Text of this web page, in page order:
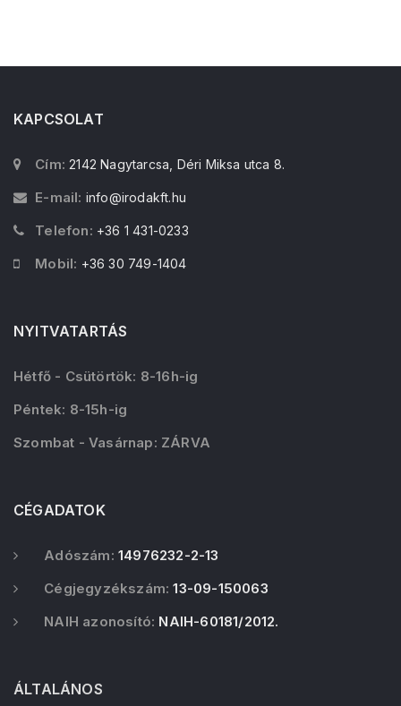
KAPCSOLAT
Cím: 2142 Nagytarcsa, Déri Miksa utca 8.
E-mail: info@irodakft.hu
Telefon: +36 1 431-0233
Mobil: +36 30 749-1404
NYITVATARTÁS
Hétfő - Csütörtök: 8-16h-ig
Péntek: 8-15h-ig
Szombat - Vasárnap: ZÁRVA
CÉGADATOK
Adószám: 14976232-2-13
Cégjegyzékszám: 13-09-150063
NAIH azonosító: NAIH-60181/2012.
ÁLTALÁNOS